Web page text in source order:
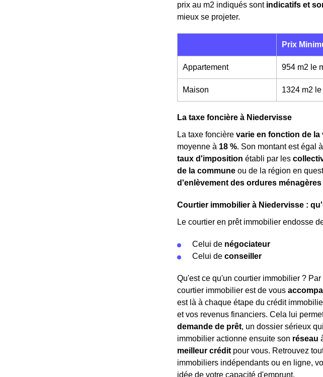
prix au m2 indiqués sont indicatifs et
mieux se projeter.
Prix
Appartement 954 m2 le
Maison 1324 m2 le
La taxe foncière à Niedervisse
La taxe foncière varie en fonction de la
moyenne à 18 %. Son montant est égal
taux d'imposition établi par les
de la commune ou de la région en
d'enlèvement des ordures ménagères
Courtier immobilier à Niedervisse :
Le courtier en prêt immobilier endosse
Celui de négociateur
Celui de conseiller
Qu'est ce qu'un courtier immobilier ?
courtier immobilier est de vous
est là à chaque étape du crédit
et vos revenus financiers. Cela lui
demande de prêt, un dossier sérieux
immobilier actionne ensuite son réseau
meilleur crédit pour vous. Retrouvez
immobiliers indépendants ou en ligne,
idée de votre capacité d'emprunt.